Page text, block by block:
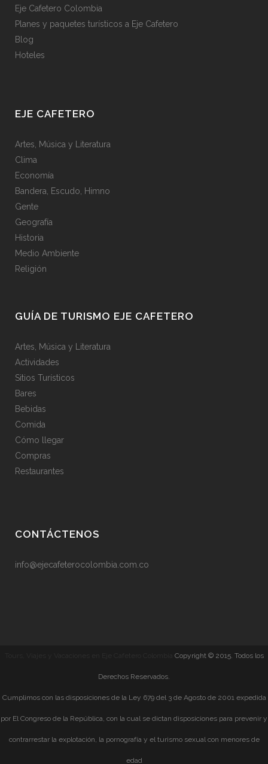
Eje Cafetero Colombia
Planes y paquetes turísticos a Eje Cafetero
Blog
Hoteles
EJE CAFETERO
Artes, Música y Literatura
Clima
Economía
Bandera, Escudo, Himno
Gente
Geografía
Historia
Medio Ambiente
Religión
GUÍA DE TURISMO EJE CAFETERO
Artes, Música y Literatura
Actividades
Sitios Turísticos
Bares
Bebidas
Comida
Cómo llegar
Compras
Restaurantes
CONTÁCTENOS
info@ejecafeterocolombia.com.co
Copyright © 2015. Todos los
Derechos Reservados.
Cumplimos con las disposiciones de la Ley 679 del 3 de Agosto de 2001 expedida
por El Congreso de la República, con la cual se dictan disposiciones para prevenir y
contrarrestar la explotación, la pornografía y el turismo sexual con menores de
edad